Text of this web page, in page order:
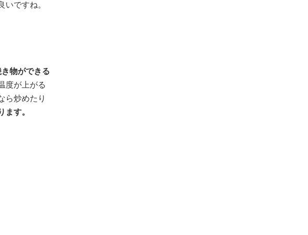
ですね。
物ができる
度が上がる
ら炒めたり
す。